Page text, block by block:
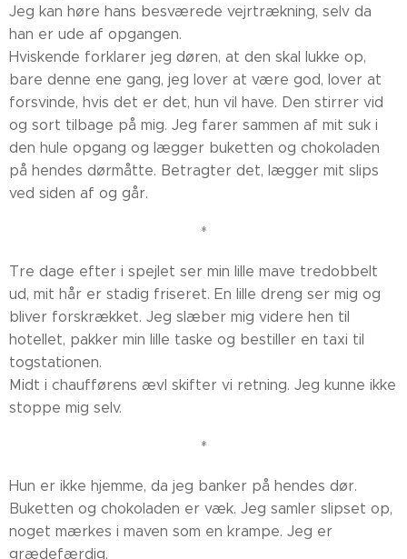
Jeg kan høre hans besværede vejrtrækning, selv da
han er ude af opgangen.
Hviskende forklarer jeg døren, at den skal lukke op,
bare denne ene gang, jeg lover at være god, lover at
forsvinde, hvis det er det, hun vil have. Den stirrer vid
og sort tilbage på mig. Jeg farer sammen af mit suk i
den hule opgang og lægger buketten og chokoladen
på hendes dørmåtte. Betragter det, lægger mit slips
ved siden af og går.
*
Tre dage efter i spejlet ser min lille mave tredobbelt
ud, mit hår er stadig friseret. En lille dreng ser mig og
bliver forskrækket. Jeg slæber mig videre hen til
hotellet, pakker min lille taske og bestiller en taxi til
togstationen.
Midt i chaufførens ævl skifter vi retning. Jeg kunne ikke
stoppe mig selv.
*
Hun er ikke hjemme, da jeg banker på hendes dør.
Buketten og chokoladen er væk. Jeg samler slipset op,
noget mærkes i maven som en krampe. Jeg er
grædefærdig.